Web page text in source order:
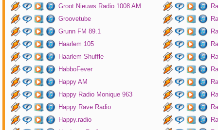
Groot Nieuws Radio 1008 AM
Groovetube
Grunn FM 89.1
Haarlem 105
Haarlem Shuffle
HabboFever
Happy AM
Happy Radio Monique 963
Happy Rave Radio
Happy.radio